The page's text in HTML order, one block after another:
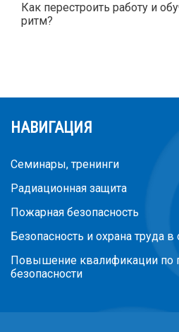
Как перестроить работу и
ритм?
НАВИГАЦИЯ
Семинары, тренинги
Радиационная защита
Пожарная безопасность
Безопасность и охрана труда в
Повышение квалификации
безопасности